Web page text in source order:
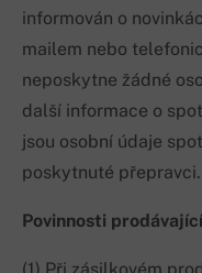
informován o
mailem nebo
neposkytne žádné
další informace o
jsou osobní údaje
poskytnuté přepravci.
Povinnosti